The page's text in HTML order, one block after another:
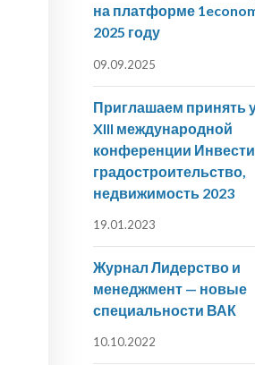
на платформе
2025 году
09.09.2025
Приглашаем принять
XIII международной
конференции
градостроительство,
недвижимость 2023
19.01.2023
Журнал Лидерство и
менеджмент — новые
специальности ВАК
10.10.2022